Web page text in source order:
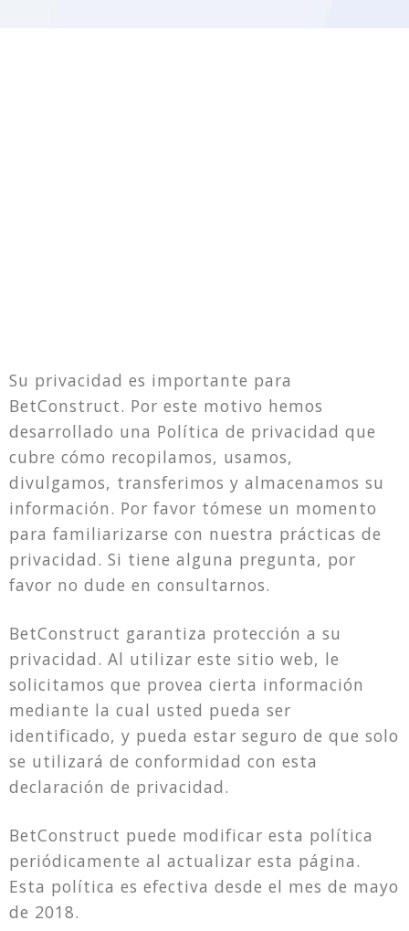
Su privacidad es importante para
BetConstruct. Por este motivo hemos
desarrollado una Política de privacidad que
cubre cómo recopilamos, usamos,
divulgamos, transferimos y almacenamos su
información. Por favor tómese un momento
para familiarizarse con nuestra prácticas de
privacidad. Si tiene alguna pregunta, por
favor no dude en consultarnos.
BetConstruct garantiza protección a su
privacidad. Al utilizar este sitio web, le
solicitamos que provea cierta información
mediante la cual usted pueda ser
identificado, y pueda estar seguro de que solo
se utilizará de conformidad con esta
declaración de privacidad.
BetConstruct puede modificar esta política
periódicamente al actualizar esta página.
Esta política es efectiva desde el mes de mayo
de 2018.